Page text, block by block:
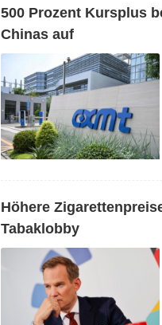
500 Prozent Kursplus
Chinas auf
Höhere
Tabaklobby